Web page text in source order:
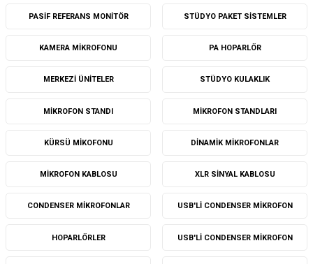
PASIF REFERANS MONITÖR STÜDYO PAKET SISTEMLER
KAMERA MIKROFONU PA HOPARLÖR
MERKEZI ÜNITELER STÜDYO KULAKLIK
MIKROFON STANDI MIKROFON STANDLARI
KÜRSÜ MIKOFONU DINAMIK MIKROFONLAR
MIKROFON KABLOSU XLR SINYAL KABLOSU
CONDENSER MIKROFONLAR USB'LI CONDENSER MIKROFON
HOPARLÖRLER USB'LI CONDENSER MIKROFON